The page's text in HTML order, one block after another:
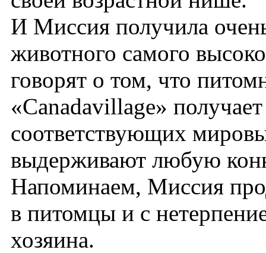
И Миссия получила
животного самого
говорят о том, что
«Canadavillage»
соответствующих
выдерживают любую
Напоминаем, Миссия
в питомцы и с
хозяина.